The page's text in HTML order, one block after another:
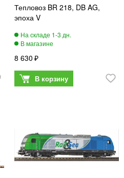
Тепловоз BR 218, DB AG,
эпоха V
8 630